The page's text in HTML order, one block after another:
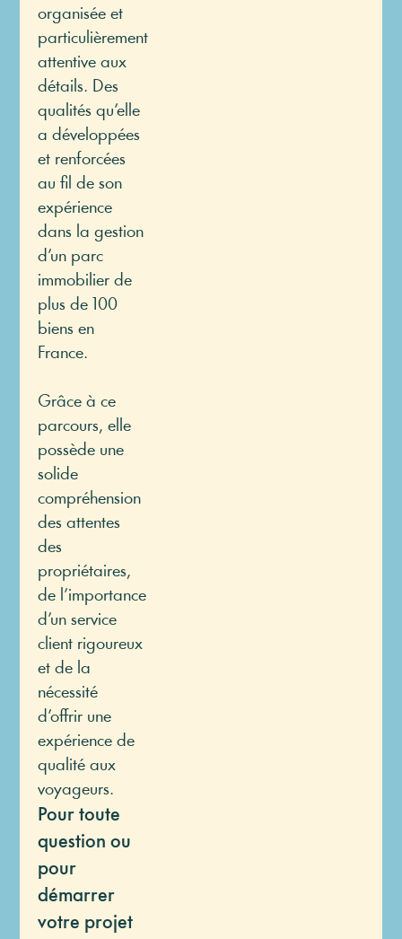
organisée et
particulièrement
attentive aux
détails. Des
qualités qu’elle
a développées
et renforcées
au fil de son
expérience
dans la gestion
d’un parc
immobilier de
plus de 100
biens en
France.
Grâce à ce
parcours, elle
possède une
solide
compréhension
des attentes
des
propriétaires,
de l’importance
d’un service
client rigoureux
et de la
nécessité
d’offrir une
expérience de
qualité aux
voyageurs.
Pour toute
question ou
pour
démarrer
votre projet